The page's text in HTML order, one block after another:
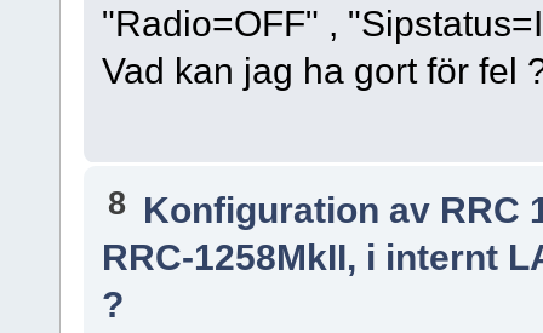
"Radio=OFF" ,
Vad kan jag ha gort för fel
8 Konfiguration av RRC
RRC-1258MkII, i internt
?